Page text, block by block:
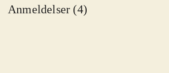
Anmeldelser (4)